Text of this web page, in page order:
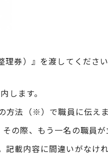
券）』を渡してくださ
します。
法（※）で職員に伝えま
の際、もう一名の職員が
載内容に間違いがなけ